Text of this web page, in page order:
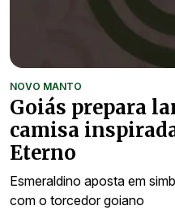
NOVO MANTO
Goiás prepara
camisa
Eterno
Esmeraldino aposta em
com o torcedor goiano